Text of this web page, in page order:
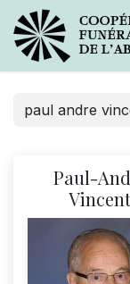
Paul-
Vincent